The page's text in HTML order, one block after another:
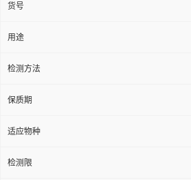
货号
用途
检测方法
保质期
适应物种
检测限